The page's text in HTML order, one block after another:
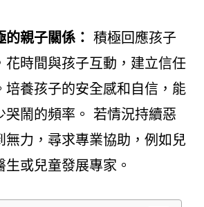
的親子關係： 積極回應孩子
花時間與孩子互動，建立信任
培養孩子的安全感和自信，能
哭鬧的頻率。 若情況持續惡
無力，尋求專業協助，例如兒
生或兒童發展專家。